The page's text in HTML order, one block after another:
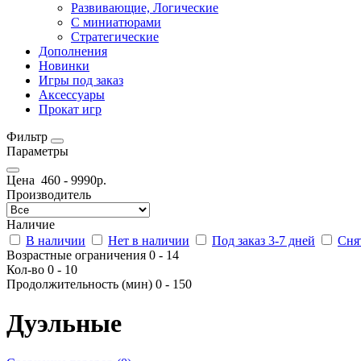
Развивающие, Логические
С миниатюрами
Стратегические
Дополнения
Новинки
Игры под заказ
Аксессуары
Прокат игр
Фильтр
Параметры
Цена 460 - 9990р.
Производитель
Наличие
В наличии
Нет в наличии Под заказ 3-7 дней
Возрастные ограничения 0 - 14
Кол-во 0 - 10
Продолжительность (мин) 0 - 150
Дуэльные